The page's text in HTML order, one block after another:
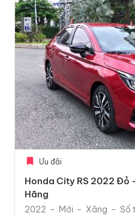
Ưu đãi
Honda City RS 2022 Đỏ
Hãng
2022 Mới Xăng Số